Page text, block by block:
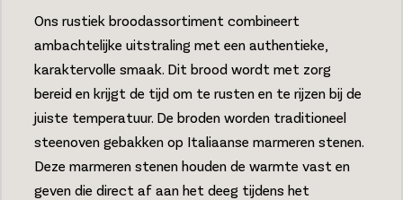
Ons rustiek broodassortiment combineert
ambachtelijke uitstraling met een authentieke,
karaktervolle smaak. Dit brood wordt met zorg
bereid en krijgt de tijd om te rusten en te rijzen bij de
juiste temperatuur. De broden worden traditioneel
steenoven gebakken op Italiaanse marmeren stenen.
Deze marmeren stenen houden de warmte vast en
geven die direct af aan het deeg tijdens het